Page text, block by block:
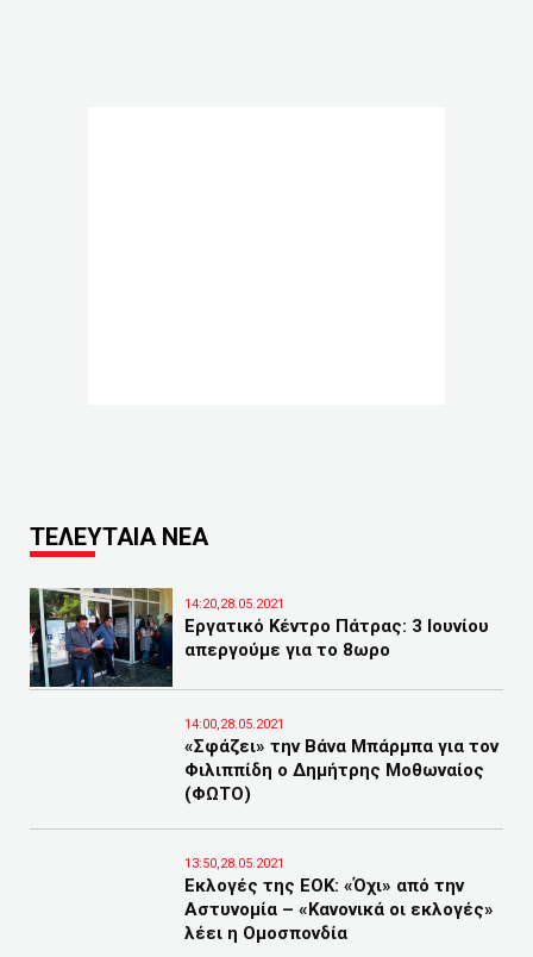
ΤΕΛΕΥΤΑΙΑ ΝΕΑ
14:20,28.05.2021
Εργατικό Κέντρο Πάτρας: 3 Ιουνίου
απεργούμε για το 8ωρο
14:00,28.05.2021
«Σφάζει» την Βάνα Μπάρμπα για τον
Φιλιππίδη ο Δημήτρης Μοθωναίος
(ΦΩΤΟ)
13:50,28.05.2021
Eκλογές της ΕΟΚ: «Όχι» από την
Αστυνομία – «Κανονικά οι εκλογές»
λέει η Ομοσπονδία